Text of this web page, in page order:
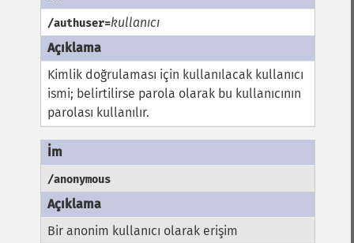
/authuser=kullanıcı
Kimlik doğrulaması için kullanılacak kullanıcı
ismi; belirtilirse parola olarak bu kullanıcının
parolası kullanılır.
/anonymous
Bir anonim kullanıcı olarak erişim